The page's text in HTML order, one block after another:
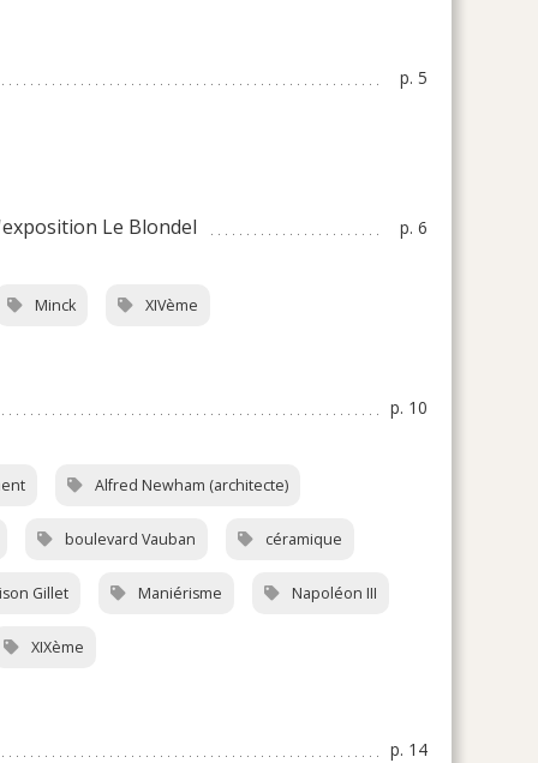
p. 5
Le Blondel
p. 6
Minck XIVème
p. 10
Alfred Newham (architecte)
boulevard Vauban céramique
Gillet Maniérisme Napoléon III
XIXème
p. 14